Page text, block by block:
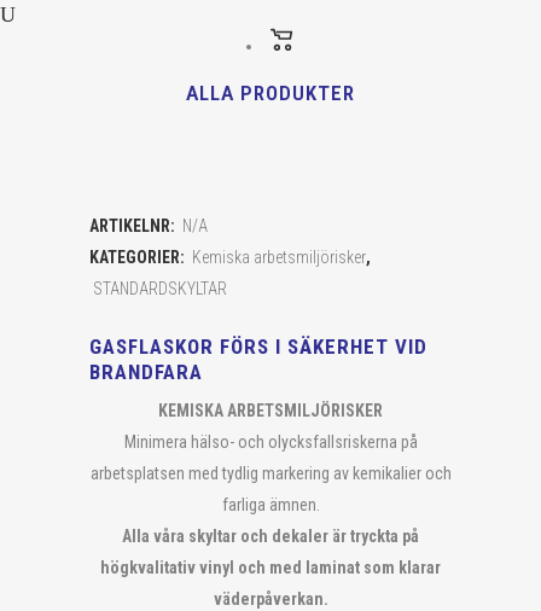
ALLA PRODUKTER
ARTIKELNR: N/A
KATEGORIER: Kemiska arbetsmiljörisker,
STANDARDSKYLTAR
GASFLASKOR FÖRS I SÄKERHET VID
BRANDFARA
KEMISKA ARBETSMILJÖRISKER
Minimera hälso- och olycksfallsriskerna på
arbetsplatsen med tydlig markering av kemikalier och
farliga ämnen.
Alla våra skyltar och dekaler är tryckta på
högkvalitativ vinyl och med laminat som klarar
väderpåverkan.